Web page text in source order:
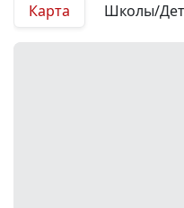
Карта Школы/